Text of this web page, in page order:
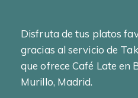
Disfruta de tus platos
gracias al servicio de
que ofrece Café Late en
Murillo, Madrid.